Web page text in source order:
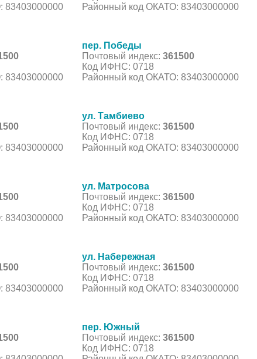
83403000000
Районный код ОКАТО: 83403000000
83403000000
пер. Победы
Почтовый индекс: 361500
Код ИФНС: 0718
Районный код ОКАТО: 83403000000
83403000000
ул. Тамбиево
Почтовый индекс: 361500
Код ИФНС: 0718
Районный код ОКАТО: 83403000000
83403000000
ул. Матросова
Почтовый индекс: 361500
Код ИФНС: 0718
Районный код ОКАТО: 83403000000
83403000000
ул. Набережная
Почтовый индекс: 361500
Код ИФНС: 0718
Районный код ОКАТО: 83403000000
пер. Южный
Почтовый индекс: 361500
Код ИФНС: 0718